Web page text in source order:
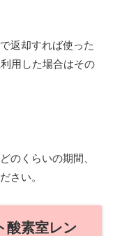
返却すれば使った
用した場合はその
のくらいの期間、
さい。
酸素室レン